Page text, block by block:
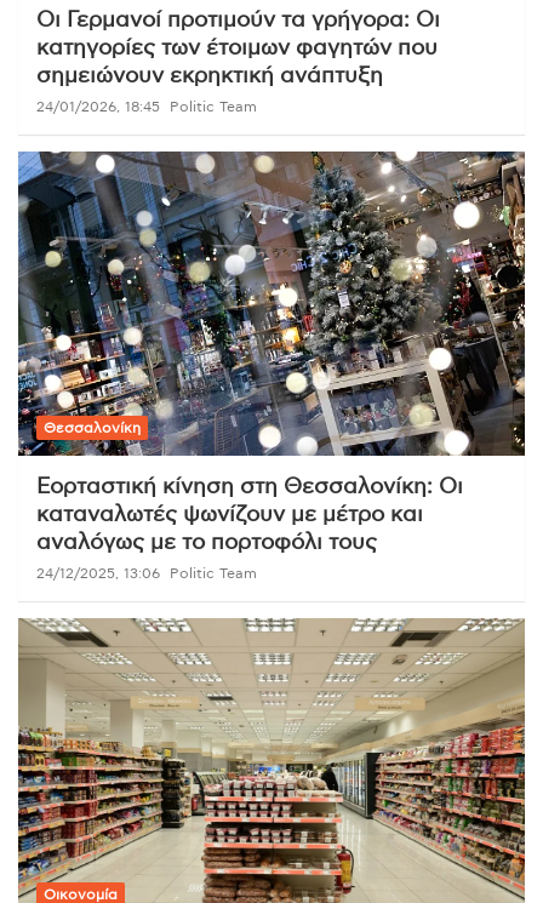
Οι Γερμανοί προτιμούν τα γρήγορα: Οι
κατηγορίες των έτοιμων φαγητών που
σημειώνουν εκρηκτική ανάπτυξη
24/01/2026, 18:45 Politic Team
Θεσσαλονίκη
Εορταστική κίνηση στη Θεσσαλονίκη: Οι
καταναλωτές ψωνίζουν με μέτρο και
αναλόγως με το πορτοφόλι τους
24/12/2025, 13:06 Politic Team
Οικονομία